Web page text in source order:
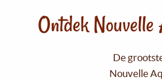
Ontdek
De
Nouvelle